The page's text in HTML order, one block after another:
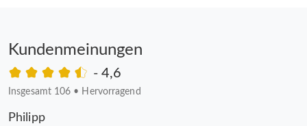
Kundenmeinungen
- 4,6
Insgesamt 106 • Hervorragend
Philipp